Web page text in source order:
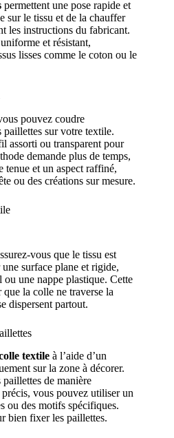
permettent une pose rapide et
sur le tissu et de la chauffer
les instructions du fabricant.
et résistant,
lisses comme le coton ou le
pouvez coudre
paillettes sur votre textile.
assorti ou transparent pour
demande plus de temps,
tenue et un aspect raffiné,
ou des créations sur mesure.
vous que le tissu est
surface plane et rigide,
une nappe plastique. Cette
la colle ne traverse la
dispersent partout.
textile à l’aide d’un
sur la zone à décorer.
de manière
vous pouvez utiliser un
ou des motifs spécifiques.
bien fixer les paillettes.